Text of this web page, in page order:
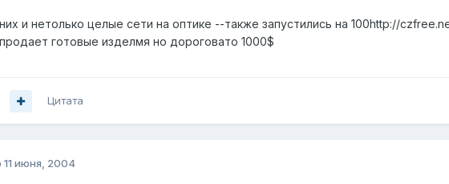
и нетолько целые сети на оптике --также запустились на 100http://
готовые изделмя но дороговато 1000$
Цитата
11 июня, 2004